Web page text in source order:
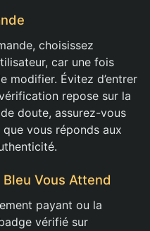
choisissez
car une fois
modifier. Évitez d’entrer
repose sur la
doute, assurez-vous
vous réponds aux
Vous Attend
payant ou la
vérifié sur